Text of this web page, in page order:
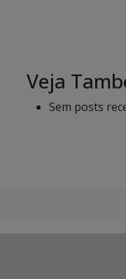
Veja
Sem posts